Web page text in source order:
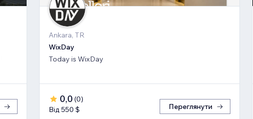
Ankara, TR
WixDay
Today is WixDay
0,0 (0)
Від 550 $
Переглянути